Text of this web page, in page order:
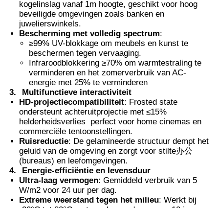
kogelinslag vanaf 1m hoogte, geschikt voor hoog
beveiligde omgevingen zoals banken en
juwelierswinkels.
Bescherming met volledig spectrum:
≥99% UV-blokkage om meubels en kunst te
beschermen tegen vervaaging.
Infraroodblokkering ≥70% om warmtestraling te
verminderen en het zomerverbruik van AC-
energie met 25% te verminderen
3.
Multifunctieve interactiviteit
HD-projectiecompatibiliteit: Frosted state
ondersteunt achteruitprojectie met ≤15%
helderheidsverlies  perfect voor home cinemas en
commerciële tentoonstellingen.
Ruisreductie: De gelamineerde structuur dempt het
geluid van de omgeving en zorgt voor stilte办公
(bureaus) en leefomgevingen.
4.
Energie-efficiëntie en levensduur
Ultra-laag vermogen: Gemiddeld verbruik van 5
W/m2 voor 24 uur per dag.
Extreme weerstand tegen het milieu: Werkt bij